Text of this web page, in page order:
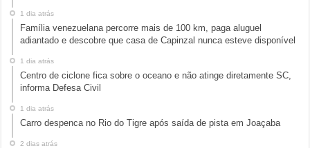
1 dia atrás
Família venezuelana percorre mais de 100 km, paga aluguel
adiantado e descobre que casa de Capinzal nunca esteve disponível
1 dia atrás
Centro de ciclone fica sobre o oceano e não atinge diretamente SC,
informa Defesa Civil
1 dia atrás
Carro despenca no Rio do Tigre após saída de pista em Joaçaba
2 dias atrás